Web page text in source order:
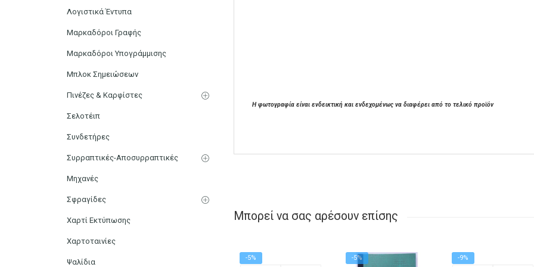
Η φωτογραφία είναι ενδεικτική και ενδεχομένως να διαφέρει από το τελικό προϊόν
Μπορεί να σας αρέσουν επίσης
-5% -5% -9%
Λογιστικά Έντυπα
Μαρκαδόροι Γραφής
Μαρκαδόροι Υπογράμμισης
Μπλοκ Σημειώσεων
Πινέζες & Καρφίστες
Σελοτέιπ
Συνδετήρες
Συρραπτικές-Αποσυρραπτικές
Μηχανές
Σφραγίδες
Χαρτί Εκτύπωσης
Χαρτοταινίες
Ψαλίδια